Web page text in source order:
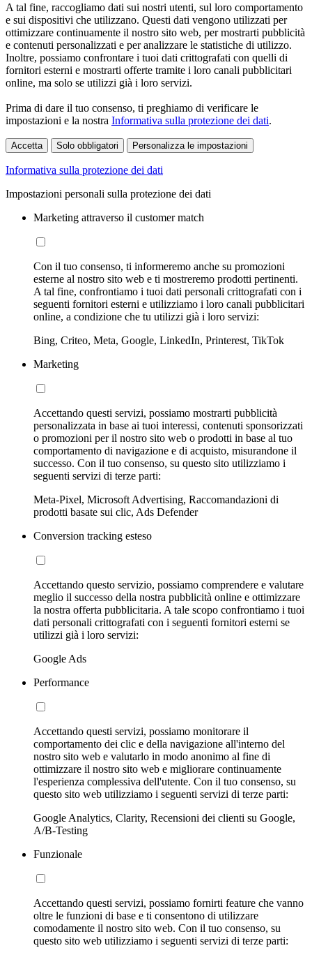
A tal fine, raccogliamo dati sui nostri utenti, sul loro comportamento
e sui dispositivi che utilizzano. Questi dati vengono utilizzati per
ottimizzare continuamente il nostro sito web, per mostrarti pubblicità
e contenuti personalizzati e per analizzare le statistiche di utilizzo.
Inoltre, possiamo confrontare i tuoi dati crittografati con quelli di
fornitori esterni e mostrarti offerte tramite i loro canali pubblicitari
online, ma solo se utilizzi già i loro servizi.
Prima di dare il tuo consenso, ti preghiamo di verificare le
impostazioni e la nostra Informativa sulla protezione dei dati.
Accetta Solo obbligatori Personalizza le impostazioni
Informativa sulla protezione dei dati
Impostazioni personali sulla protezione dei dati
Marketing attraverso il customer match
Con il tuo consenso, ti informeremo anche su promozioni
esterne al nostro sito web e ti mostreremo prodotti pertinenti.
A tal fine, confrontiamo i tuoi dati personali crittografati con i
seguenti fornitori esterni e utilizziamo i loro canali pubblicitari
online, a condizione che tu utilizzi già i loro servizi:
Bing, Criteo, Meta, Google, LinkedIn, Printerest, TikTok
Marketing
Accettando questi servizi, possiamo mostrarti pubblicità
personalizzata in base ai tuoi interessi, contenuti sponsorizzati
o promozioni per il nostro sito web o prodotti in base al tuo
comportamento di navigazione e di acquisto, misurandone il
successo. Con il tuo consenso, su questo sito utilizziamo i
seguenti servizi di terze parti:
Meta-Pixel, Microsoft Advertising, Raccomandazioni di
prodotti basate sui clic, Ads Defender
Conversion tracking esteso
Accettando questo servizio, possiamo comprendere e valutare
meglio il successo della nostra pubblicità online e ottimizzare
la nostra offerta pubblicitaria. A tale scopo confrontiamo i tuoi
dati personali crittografati con i seguenti fornitori esterni se
utilizzi già i loro servizi:
Google Ads
Performance
Accettando questi servizi, possiamo monitorare il
comportamento dei clic e della navigazione all'interno del
nostro sito web e valutarlo in modo anonimo al fine di
ottimizzare il nostro sito web e migliorare continuamente
l'esperienza complessiva dell'utente. Con il tuo consenso, su
questo sito web utilizziamo i seguenti servizi di terze parti:
Google Analytics, Clarity, Recensioni dei clienti su Google,
A/B-Testing
Funzionale
Accettando questi servizi, possiamo fornirti feature che vanno
oltre le funzioni di base e ti consentono di utilizzare
comodamente il nostro sito web. Con il tuo consenso, su
questo sito web utilizziamo i seguenti servizi di terze parti: